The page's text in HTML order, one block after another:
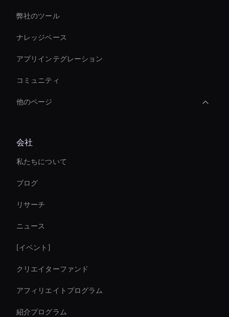
弊社のツール
ナレッジベース
アプリインテグレーション
コミュニティ
他のページ
Ai Avatar Live Chat
音声をビデオに変換
AI ビデオ背景リムーバー
Hologram Avatar
eコマームの売り上げを即座に増やす
Virtual Assistant For Business
Holographic Avatar For Retail Stores
会社
私たちについて
ブログ
リサーチ
ニュース
[イベント]
クリエイターファンド
アフィリエイトプログラム
紹介プログラム